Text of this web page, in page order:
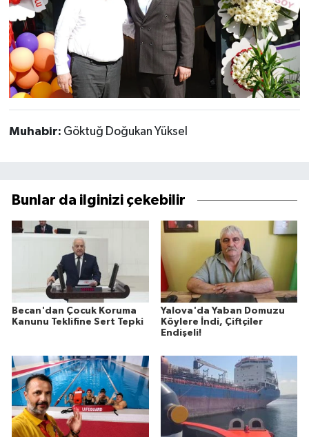
Muhabir: Göktuğ Doğukan Yüksel
Bunlar da ilginizi çekebilir
Becan'dan Çocuk Koruma
Kanunu Teklifine Sert Tepki
Yalova'da Yaban Domuzu
Köylere İndi, Çiftçiler
Endişeli!